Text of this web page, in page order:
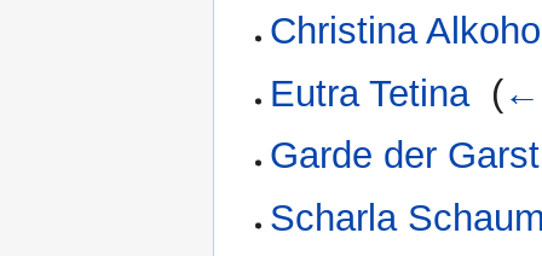
Christina
Eutra Tetina‎ (←
Garde der
Scharla